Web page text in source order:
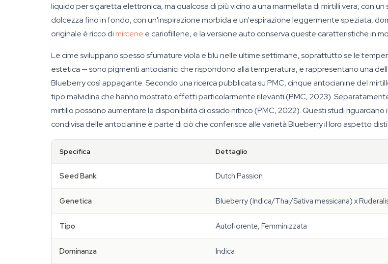
liquido per sigaretta elettronica, ma qualcosa di più vicino a una marmellata di mirtilli vera, con
dolcezza fino in fondo, con un'inspirazione morbida e un'espirazione leggermente speziata,
originale è ricco dimircene e cariofillene, e la versione auto conserva queste caratteristiche in
Le cime sviluppano spesso sfumature viola e blu nelle ultime settimane, soprattutto se le
estetica — sono pigmenti antocianici che rispondono alla temperatura, e rappresentano una
Blueberry così appagante. Secondo una ricerca pubblicata su PMC, cinque antocianine del
tipo malvidina che hanno mostrato effetti particolarmente rilevanti (PMC, 2023).
mirtillo possono aumentare la disponibilità di ossido nitrico (PMC, 2022). Questi studi riguardano
condivisa delle antocianine è parte di ciò che conferisce alle varietà Blueberry il loro aspetto
Specifica Dettaglio
Seed Bank Dutch Passion
Genetica Blueberry (Indica/Thai/Sativa messicana) x
Tipo Autofiorente, Femminizzata
Dominanza Indica